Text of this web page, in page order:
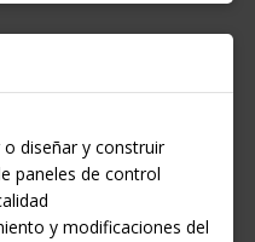
diseñar y construir
paneles de control
y modificaciones del